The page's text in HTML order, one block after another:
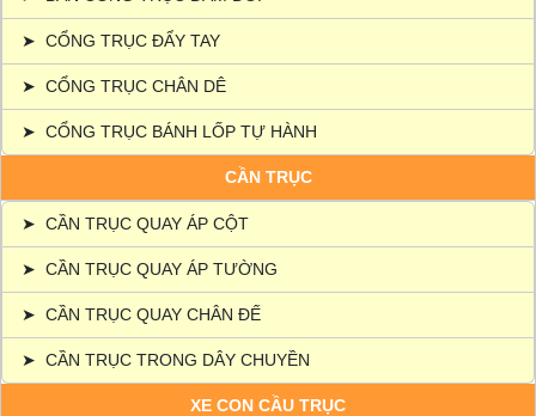
➤ CỔNG TRỤC ĐẨY TAY
➤ CỔNG TRỤC CHÂN DÊ
➤ CỔNG TRỤC BÁNH LỐP TỰ HÀNH
CẦN TRỤC
➤ CẦN TRỤC QUAY ÁP CỘT
➤ CẦN TRỤC QUAY ÁP TƯỜNG
➤ CẦN TRỤC QUAY CHÂN ĐẾ
➤ CẦN TRỤC TRONG DÂY CHUYỀN
XE CON CẦU TRỤC